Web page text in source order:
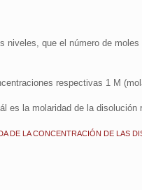
niveles, que el número de
respectivas 1 M
es la molaridad de la disolución
DE LA CONCENTRACIÓN DE LAS